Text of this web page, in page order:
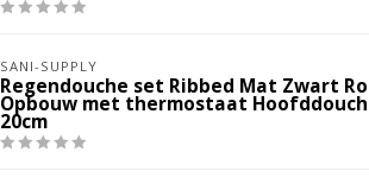
SANI-SUPPLY
Regendouche set Ribbed Mat Zwart
Opbouw met thermostaat
20cm